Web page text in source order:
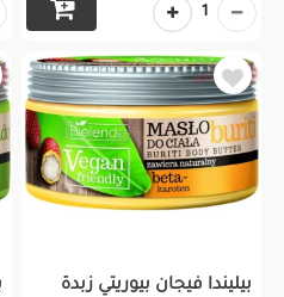
1
بيليندا فيجان بيوريتي زبدة